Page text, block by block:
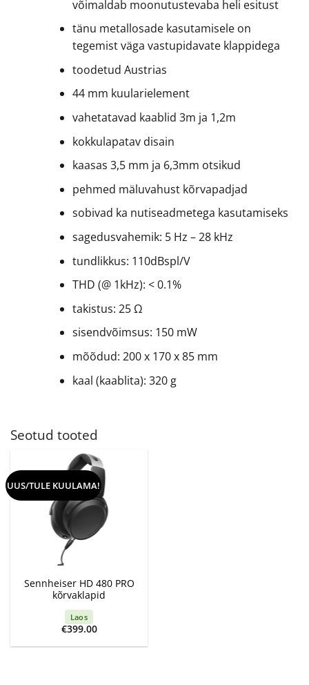
võimaldab moonutustevaba heli esitust
tänu metallosade kasutamisele on
tegemist väga vastupidavate klappidega
toodetud Austrias
44 mm kuularielement
vahetatavad kaablid 3m ja 1,2m
kokkulapatav disain
kaasas 3,5 mm ja 6,3mm otsikud
pehmed mäluvahust kõrvapadjad
sobivad ka nutiseadmetega kasutamiseks
sagedusvahemik: 5 Hz – 28 kHz
tundlikkus: 110dBspl/V
THD (@ 1kHz): < 0.1%
takistus: 25 Ω
sisendvõimsus: 150 mW
mõõdud: 200 x 170 x 85 mm
kaal (kaablita): 320 g
Seotud tooted
UUS/TULE KUULAMA!
Sennheiser HD 480 PRO
kõrvaklapid
Laos
€399.00